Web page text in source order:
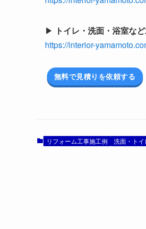
▶ トイレ・洗面・浴室な
https://interior-
無料で見積りを依頼する
リフォーム工事施工例 洗面・ト